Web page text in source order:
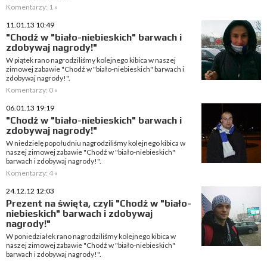
Komentarzy: 1 »
11.01.13 10:49
"Chodź w "biało-niebieskich" barwach i
zdobywaj nagrody!"
W piątek rano nagrodziliśmy kolejnego kibica w naszej
zimowej zabawie "Chodź w "biało-niebieskich" barwach i
zdobywaj nagrody!".
Komentarzy: 0 »
06.01.13 19:19
"Chodź w "biało-niebieskich" barwach i
zdobywaj nagrody!"
W niedzielę popołudniu nagrodziliśmy kolejnego kibica w
naszej zimowej zabawie "Chodź w "biało-niebieskich"
barwach i zdobywaj nagrody!".
Komentarzy: 4 »
24.12.12 12:03
Prezent na święta, czyli "Chodź w "biało-
niebieskich" barwach i zdobywaj
nagrody!"
W poniedziałek rano nagrodziliśmy kolejnego kibica w
naszej zimowej zabawie "Chodź w "biało-niebieskich"
barwach i zdobywaj nagrody!".